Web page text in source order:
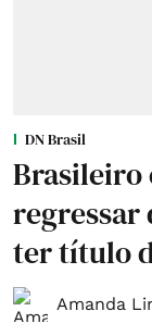
DN Brasil
Brasileiro
regressar
ter título
Amanda